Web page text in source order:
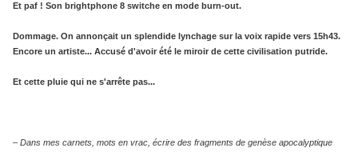
Et paf ! Son brightphone 8 switche en mode burn-out.
Dommage. On annonçait un splendide lynchage sur la voix rapide vers 15h43.
Encore un artiste... Accusé d'avoir été le miroir de cette civilisation putride.
Et cette pluie qui ne s'arrête pas...
– Dans mes carnets, mots en vrac, écrire des fragments de genèse apocalyptique